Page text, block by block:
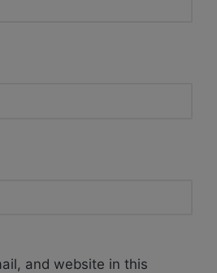
and website in this